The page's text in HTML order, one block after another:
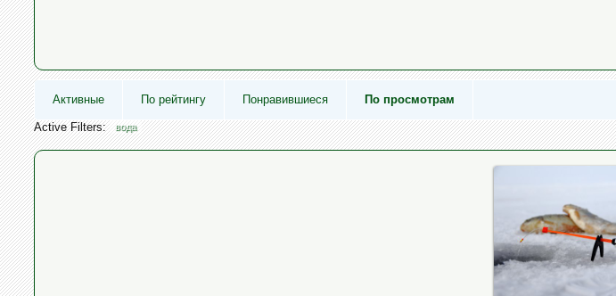
Активные По рейтингу Понравившиеся По просмотрам
Active Filters: вода